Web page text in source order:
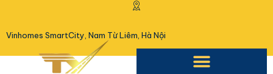
Vinhomes SmartCity, Nam Từ Liêm, Hà Nội